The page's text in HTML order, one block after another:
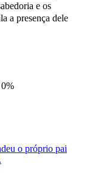
e os
a presença dele
0%